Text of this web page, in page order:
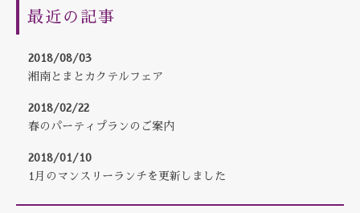
最近の記事
2018/08/03
湘南とまとカクテルフェア
2018/02/22
春のパーティプランのご案内
2018/01/10
1月のマンスリーランチを更新しました